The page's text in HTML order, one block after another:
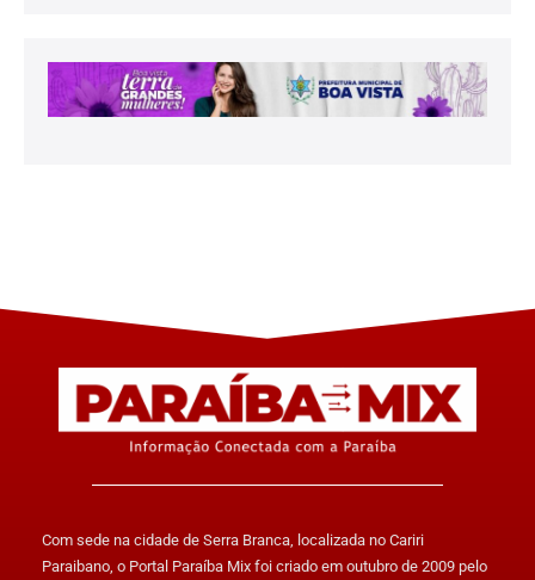
Com sede na cidade de Serra Branca, localizada no Cariri
Paraibano, o Portal Paraíba Mix foi criado em outubro de 2009 pelo